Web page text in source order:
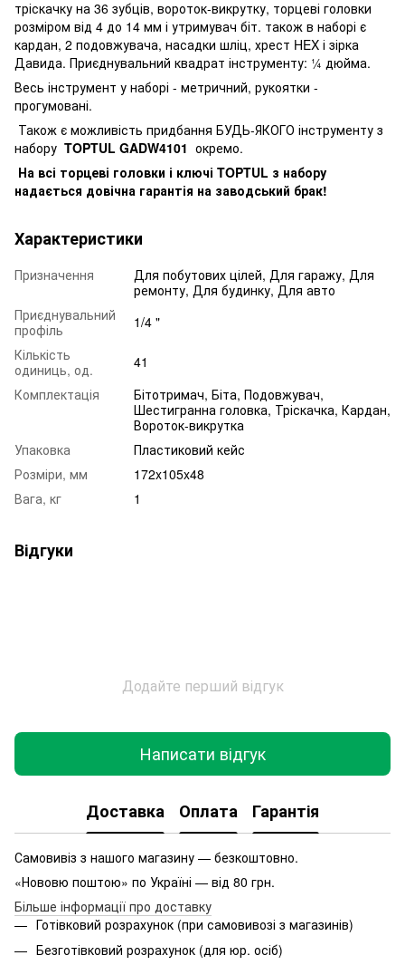
тріскачку на 36 зубців, вороток-викрутку, торцеві головки
розміром від 4 до 14 мм і утримувач біт. також в наборі є
кардан, 2 подовжувача, насадки шліц, хрест HEX і зірка
Давида. Приєднувальний квадрат інструменту: ¼ дюйма.
Весь інструмент у наборі - метричний, рукоятки -
прогумовані.
Також є можливість придбання БУДЬ-ЯКОГО інструменту з
набору TOPTUL GADW4101 окремо.
На всі торцеві головки і ключі TOPTUL з набору
надається довічна гарантія на заводський брак!
Характеристики
Призначення
Для побутових цілей, Для гаражу, Для
ремонту, Для будинку, Для авто
Приєднувальний
профіль
1/4 "
Кількість
одиниць, од.
41
Комплектація
Бітотримач, Біта, Подовжувач,
Шестигранна головка, Тріскачка, Кардан,
Вороток-викрутка
Упаковка
Пластиковий кейс
Розміри, мм
172x105x48
Вага, кг
1
Відгуки
Додайте перший відгук
Написати відгук
Доставка Оплата Гарантія
Самовивіз з нашого магазину — безкоштовно.
«Нововю поштою» по Україні — від 80 грн.
Більше інформації про доставку
Готівковий розрахунок (при самовивозі з магазинів)
Безготівковий розрахунок (для юр. осіб)